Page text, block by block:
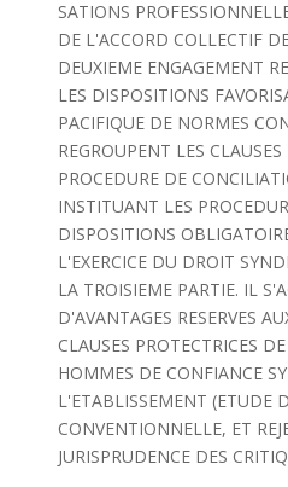
SATIONS
DE L'ACCORD COLLECTIF
DEUXIEME ENGAGEMENT
LES DISPOSITIONS
PACIFIQUE DE NORMES
REGROUPENT LES
PROCEDURE DE
INSTITUANT LES
DISPOSITIONS
L'EXERCICE DU DROIT
LA TROISIEME PARTIE. IL
D'AVANTAGES RESERVES
CLAUSES PROTECTRICES
HOMMES DE CONFIANCE
L'ETABLISSEMENT (ETUDE
CONVENTIONNELLE, ET
JURISPRUDENCE DES